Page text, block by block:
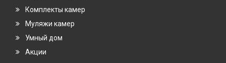
Комплекты камер
Муляжи камер
Умный дом
Акции